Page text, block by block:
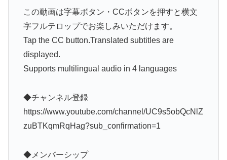
この動画は字幕ボタン・CCボタンを押すと横文
字フルテロップでお楽しみいただけます。
Tap the CC button.Translated subtitles are
displayed.
Supports multilingual audio in 4 languages
◆チャンネル登録
https://www.youtube.com/channel/UC9s5obQcNlZ
zuBTKqmRqHag?sub_confirmation=1
◆メンバーシップ